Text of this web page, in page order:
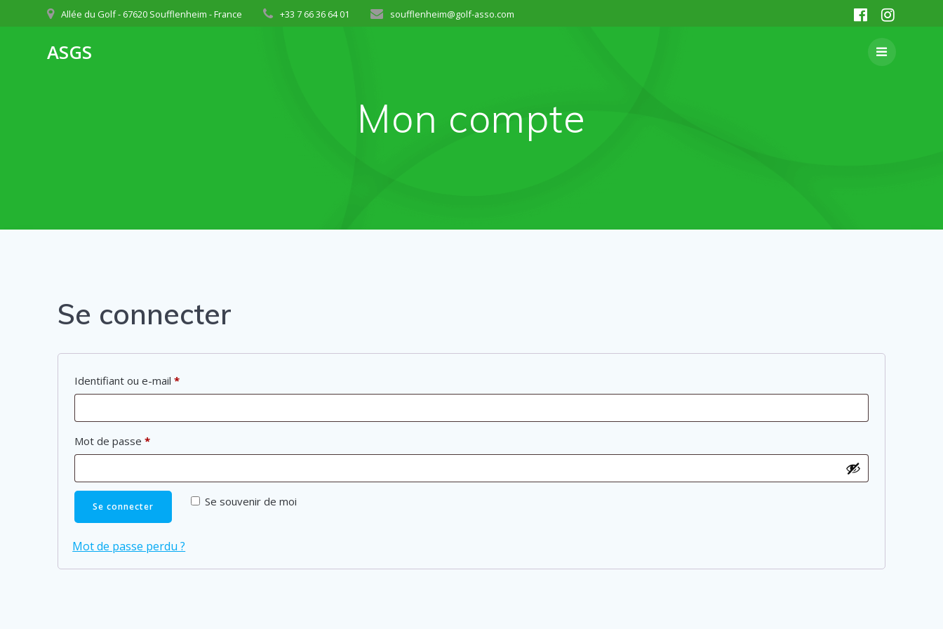
Allée du Golf - 67620 Soufflenheim - France +33 7 66 36 64 01 soufflenheim@golf-asso.com
ASGS
Mon compte
Se connecter
Identifiant ou e-mail*Obligatoire
Mot de passe*Obligatoire
Se souvenir de moi
Se connecter
Mot de passe perdu ?